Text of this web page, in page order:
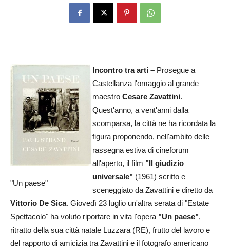
"Un paese"
Incontro tra arti – Prosegue a
Castellanza l'omaggio al grande
maestro Cesare Zavattini.
Quest'anno, a vent'anni dalla
scomparsa, la città ne ha ricordata la
figura proponendo, nell'ambito delle
rassegna estiva di cineforum
all'aperto, il film "Il giudizio
universale" (1961) scritto e
sceneggiato da Zavattini e diretto da
Vittorio De Sica. Giovedì 23 luglio un'altra serata di "Estate
Spettacolo" ha voluto riportare in vita l'opera "Un paese",
ritratto della sua città natale Luzzara (RE), frutto del lavoro e
del rapporto di amicizia tra Zavattini e il fotografo americano